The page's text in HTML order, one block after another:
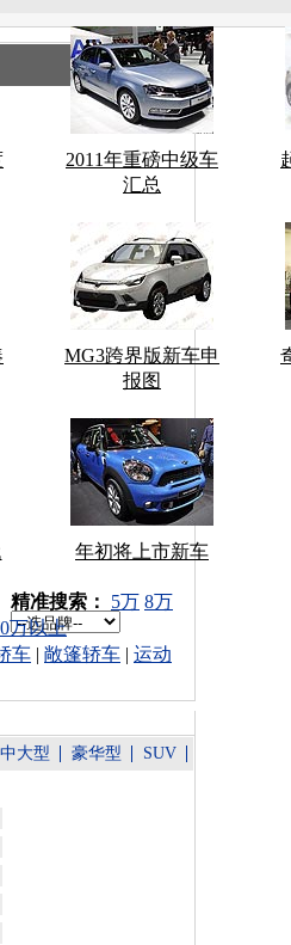
2011年重磅中级车
汇总
MG3跨界版新车申
报图
年初将上市新车
车型搜索：
精准搜索： 5万 8万
万以上
车 | 敞篷轿车 | 运动
中大型 豪华型 SUV